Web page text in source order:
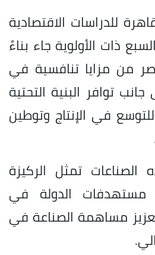
للدراسات الاقتصادية
ذات الأولوية جاء بناءً
من مزايا تنافسية في
توافر البنية التحتية
للتوسع في الإنتاج وتوطين
تمثل الركيزة
مستهدفات الدولة في
مساهمة الصناعة في